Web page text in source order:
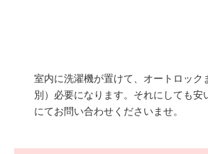
室内に洗濯機が置けて、オートロッ
別）必要になります。それにしても
にてお問い合わせくださいませ。